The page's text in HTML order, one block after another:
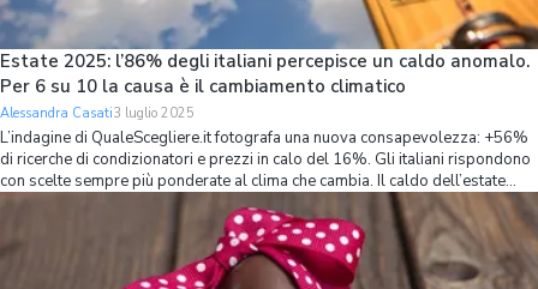
Estate 2025: l’86% degli italiani percepisce un caldo anomalo.
Per 6 su 10 la causa è il cambiamento climatico
Alessandra Casati3 luglio 2025
L’indagine di QualeScegliere.it fotografa una nuova consapevolezza: +56%
di ricerche di condizionatori e prezzi in calo del 16%. Gli italiani rispondono
con scelte sempre più ponderate al clima che cambia. Il caldo dell’estate
italiana non è più percepito come una semplice condizione atmosfe